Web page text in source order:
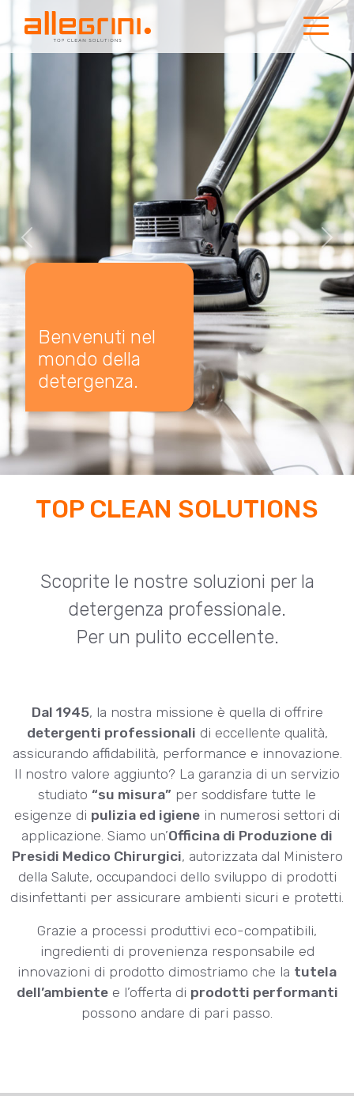
Benvenuti nel
mondo della
detergenza.
Previous
TOP CLEAN SOLUTIONS
Scoprite le nostre soluzioni per la
detergenza professionale.
Per un pulito eccellente.
Dal 1945, la nostra missione è quella di offrire
detergenti professionali di eccellente qualità,
assicurando affidabilità, performance e innovazione.
Il nostro valore aggiunto? La garanzia di un servizio
studiato “su misura” per soddisfare tutte le
esigenze di pulizia ed igiene in numerosi settori di
applicazione. Siamo un’Officina di Produzione di
Presidi Medico Chirurgici, autorizzata dal Ministero
della Salute, occupandoci dello sviluppo di prodotti
disinfettanti per assicurare ambienti sicuri e protetti.
Grazie a processi produttivi eco-compatibili,
ingredienti di provenienza responsabile ed
innovazioni di prodotto dimostriamo che la tutela
dell’ambientee l’offerta di prodotti performanti
possono andare di pari passo.